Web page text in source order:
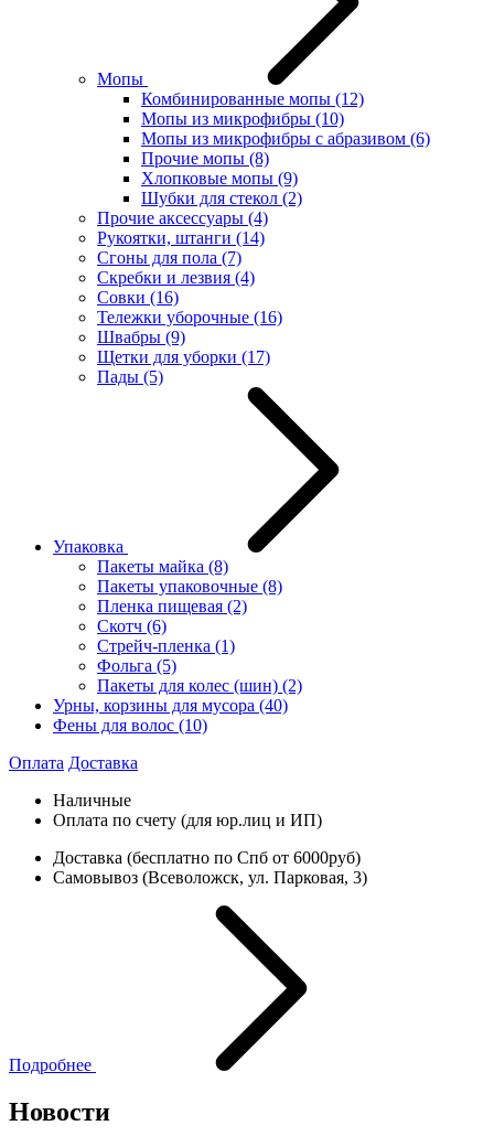
Мопы
Комбинированные мопы (12)
Мопы из микрофибры (10)
Мопы из микрофибры с абразивом (6)
Прочие мопы (8)
Хлопковые мопы (9)
Шубки для стекол (2)
Прочие аксессуары (4)
Рукоятки, штанги (14)
Сгоны для пола (7)
Скребки и лезвия (4)
Совки (16)
Тележки уборочные (16)
Швабры (9)
Щетки для уборки (17)
Пады (5)
Упаковка
Пакеты майка (8)
Пакеты упаковочные (8)
Пленка пищевая (2)
Скотч (6)
Стрейч-пленка (1)
Фольга (5)
Пакеты для колес (шин) (2)
Урны, корзины для мусора (40)
Фены для волос (10)
Оплата Доставка
Наличные
Оплата по счету (для юр.лиц и ИП)
Доставка (бесплатно по Спб от 6000руб)
Самовывоз (Всеволожск, ул. Парковая, 3)
Подробнее
Новости